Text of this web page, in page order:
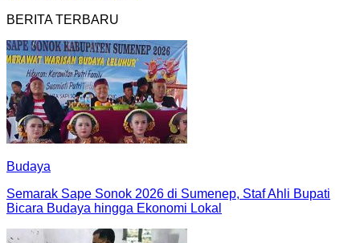
BERITA TERBARU
Budaya
Semarak Sape Sonok 2026 di Sumenep, Staf Ahli Bupati
Bicara Budaya hingga Ekonomi Lokal